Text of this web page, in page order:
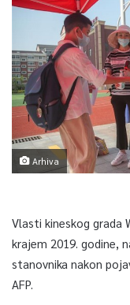
Arhiva
Vlasti kineskog grada
krajem 2019. godine,
stanovnika nakon
AFP.